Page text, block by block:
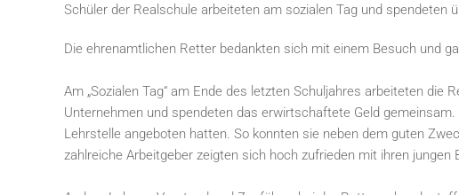
Schüler der Realschule arbeiteten am sozialen Tag und spendeten
Die ehrenamtlichen Retter bedankten sich mit einem Besuch und
Am „Sozialen Tag“ am Ende des letzten Schuljahres arbeiteten
Unternehmen und spendeten das erwirtschaftete Geld
Lehrstelle angeboten hatten. So konnten sie neben dem guten
zahlreiche Arbeitgeber zeigten sich hoch zufrieden mit ihren